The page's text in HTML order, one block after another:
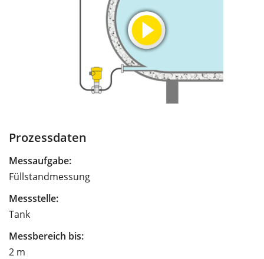
Prozessdaten
Messaufgabe:
Füllstandmessung
Messstelle:
Tank
Messbereich bis:
2 m